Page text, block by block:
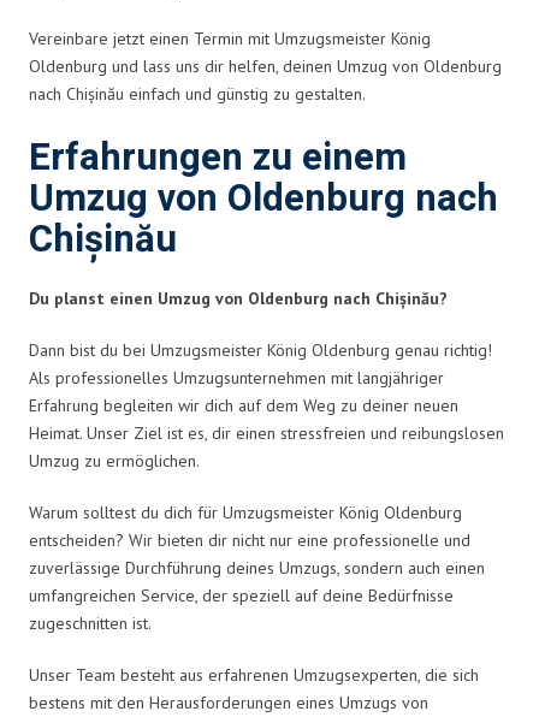
Vereinbare jetzt einen Termin mit Umzugsmeister König
Oldenburg und lass uns dir helfen, deinen Umzug von Oldenburg
nach Chișinău einfach und günstig zu gestalten.
Erfahrungen zu einem
Umzug von Oldenburg nach
Chișinău
Du planst einen Umzug von Oldenburg nach Chișinău?
Dann bist du bei Umzugsmeister König Oldenburg genau richtig!
Als professionelles Umzugsunternehmen mit langjähriger
Erfahrung begleiten wir dich auf dem Weg zu deiner neuen
Heimat. Unser Ziel ist es, dir einen stressfreien und reibungslosen
Umzug zu ermöglichen.
Warum solltest du dich für Umzugsmeister König Oldenburg
entscheiden? Wir bieten dir nicht nur eine professionelle und
zuverlässige Durchführung deines Umzugs, sondern auch einen
umfangreichen Service, der speziell auf deine Bedürfnisse
zugeschnitten ist.
Unser Team besteht aus erfahrenen Umzugsexperten, die sich
bestens mit den Herausforderungen eines Umzugs von